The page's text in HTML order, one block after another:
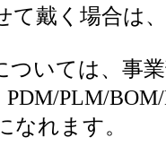
戴く場合は
いては、事
PLM/
れます。